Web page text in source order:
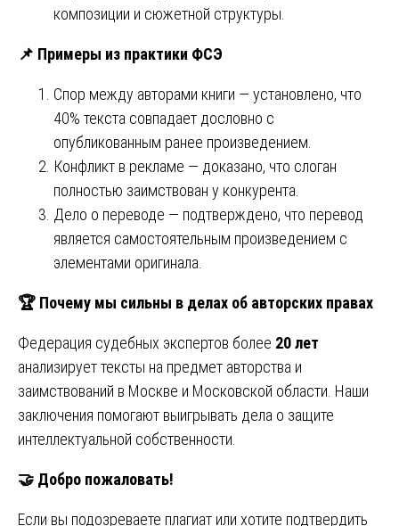
композиции и сюжетной структуры.
📌 Примеры из практики ФСЭ
Спор между авторами книги — установлено, что
40% текста совпадает дословно с
опубликованным ранее произведением.
Конфликт в рекламе — доказано, что слоган
полностью заимствован у конкурента.
Дело о переводе — подтверждено, что перевод
является самостоятельным произведением с
элементами оригинала.
🏆 Почему мы сильны в делах об авторских правах
Федерация судебных экспертов более 20 лет
анализирует тексты на предмет авторства и
заимствований в Москве и Московской области. Наши
заключения помогают выигрывать дела о защите
интеллектуальной собственности.
🤝 Добро пожаловать!
Если вы подозреваете плагиат или хотите подтвердить